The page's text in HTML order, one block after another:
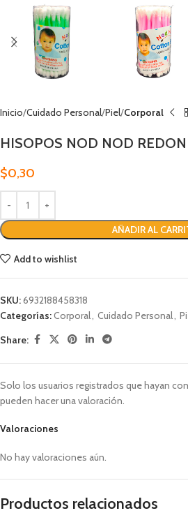
Inicio Cuidado Personal Piel Corporal
HISOPOS NOD NOD
$0,30
AÑADIR AL
Add to wishlist
SKU:6932188458318
Categorías:Corporal, Cuidado Personal,
Share:
Valoraciones
No hay valoraciones aún.
Solo los usuarios registrados que hayan
pueden hacer una valoración.
Productos relacionados